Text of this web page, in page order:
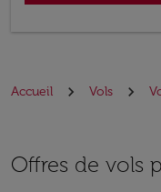
Accueil Vols
Offres de vols